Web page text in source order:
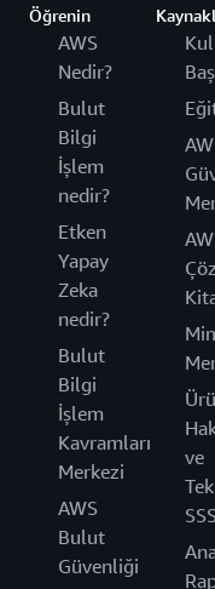
Öğrenin
AWS
Nedir?
Bulut
Bilgi
İşlem
nedir?
Etken
Yapay
Zeka
nedir?
Bulut
Bilgi
İşlem
Kavramları
Merkezi
AWS
Bulut
Güvenliği
ve